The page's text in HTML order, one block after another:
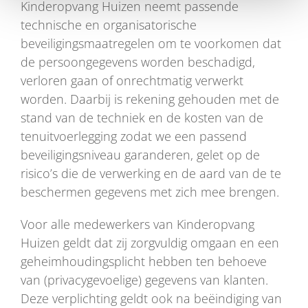
Kinderopvang Huizen neemt passende
technische en organisatorische
beveiligingsmaatregelen om te voorkomen dat
de persoongegevens worden beschadigd,
verloren gaan of onrechtmatig verwerkt
worden. Daarbij is rekening gehouden met de
stand van de techniek en de kosten van de
tenuitvoerlegging zodat we een passend
beveiligingsniveau garanderen, gelet op de
risico’s die de verwerking en de aard van de te
beschermen gegevens met zich mee brengen.
Voor alle medewerkers van Kinderopvang
Huizen geldt dat zij zorgvuldig omgaan en een
geheimhoudingsplicht hebben ten behoeve
van (privacygevoelige) gegevens van klanten.
Deze verplichting geldt ook na beëindiging van